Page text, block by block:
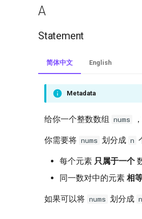
A
Statement
简体中文 English
Metadata
给你一个整数数组 nums
你需要将 nums 划分成 n
每个元素 只属于一个
同一数对中的元素 相
如果可以将 nums 划分成 n